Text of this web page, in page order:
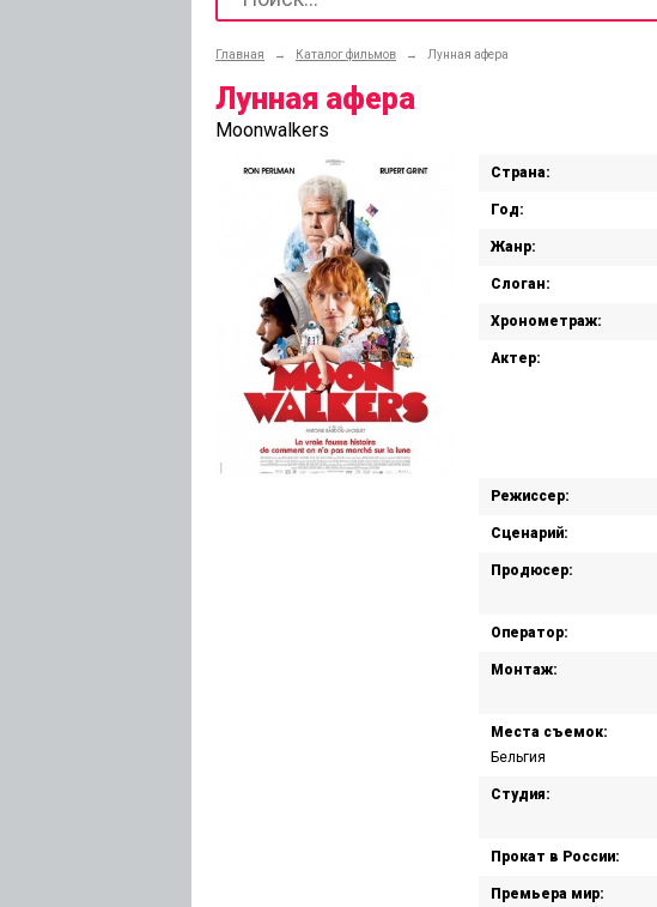
Главная → Каталог фильмов → Лунная афера
Лунная афера
Moonwalkers
Страна:
Год:
Жанр:
Слоган:
Хронометраж:
Актер:
Режиссер:
Сценарий:
Продюсер:
Оператор:
Монтаж:
Места съемок:
Бельгия
Студия:
Прокат в России:
Премьера мир: